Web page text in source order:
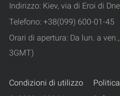
Indirizzo: Kiev, via di Eroi di
Telefono: +38(099) 600-01-45
Orari di apertura: Da lun. a
3GMT)
Condizioni di utilizzo